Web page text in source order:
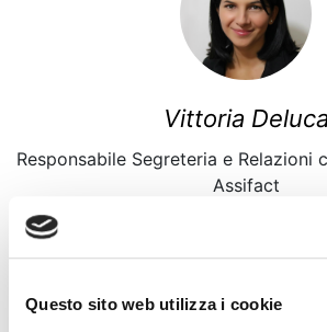
Questo sito web utilizza i cookie
Vittoria Deluca
Responsabile Segreteria e Relazioni
Assifact